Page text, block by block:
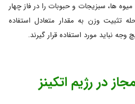
ها، سبزیجات و حبوبات را در فاز چهار
تثبیت وزن به مقدار متعادل استفاده
وجه نباید مورد استفاده قرار گیرند.
در رژیم اتکینز